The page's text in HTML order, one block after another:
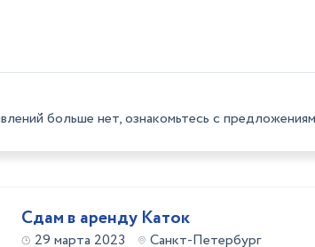
больше нет, ознакомьтесь с
Сдам в аренду Каток
29 марта 2023
Санкт-Петербург